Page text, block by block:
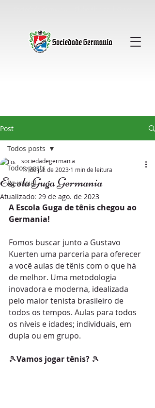
Post
Todos posts
Pg inicial
Todos posts
Escola Guga Germania
sociedadegermania
17 de jul. de 2023 1 min de leitura
Atualizado: 29 de ago. de 2023
A Escola Guga de tênis chegou ao
Germania!
Fomos buscar junto a Gustavo
Kuerten uma parceria para oferecer
a você aulas de tênis com o que há
de melhor. Uma metodologia
inovadora e moderna, idealizada
pelo maior tenista brasileiro de
todos os tempos. Aulas para todos
os níveis e idades; individuais, em
dupla ou em grupo.
🎾Vamos jogar tênis? 🎾